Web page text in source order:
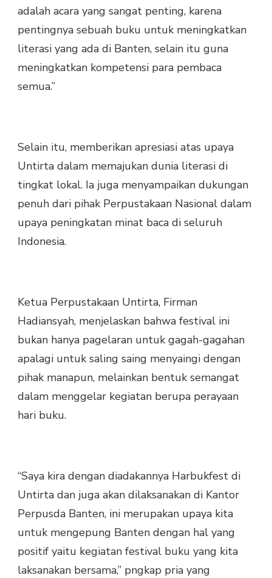
adalah acara yang sangat penting, karena
pentingnya sebuah buku untuk meningkatkan
literasi yang ada di Banten, selain itu guna
meningkatkan kompetensi para pembaca
semua.”
Selain itu, memberikan apresiasi atas upaya
Untirta dalam memajukan dunia literasi di
tingkat lokal. Ia juga menyampaikan dukungan
penuh dari pihak Perpustakaan Nasional dalam
upaya peningkatan minat baca di seluruh
Indonesia.
Ketua Perpustakaan Untirta, Firman
Hadiansyah, menjelaskan bahwa festival ini
bukan hanya pagelaran untuk gagah-gagahan
apalagi untuk saling saing menyaingi dengan
pihak manapun, melainkan bentuk semangat
dalam menggelar kegiatan berupa perayaan
hari buku.
“Saya kira dengan diadakannya Harbukfest di
Untirta dan juga akan dilaksanakan di Kantor
Perpusda Banten, ini merupakan upaya kita
untuk mengepung Banten dengan hal yang
positif yaitu kegiatan festival buku yang kita
laksanakan bersama,” pngkap pria yang